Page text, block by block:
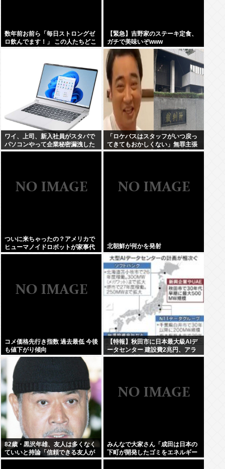
数年前お前ら「毎日ストロングゼ
ロ飲んでます！」 この人たちどこ
【緊急】吉野家のステーキ定食、
ガチで美味いぞwww
ワイ、上司、新入社員がスタバで
パソコンやって企業秘密漏洩した
から泣かした
「ロケバスはスタッフがいつ戻っ
てきてもおかしくない」無罪主張
の元ジャンポケ斉藤被告…被害女
ついに来ちゃったの？アメリカで
ヒューマノイドロボットが家事代
行サービスを開始
北朝鮮が何かを発射
コメ価格先行き指数 過去最低 今後
も値下がり傾向
【特報】秋田市に日本最大級AIデ
ータセンター 建設費2兆円、アラ
ブ首長国連邦（UAE）が投資へ
82歳・黒沢年雄、友人は多くなく
ていいと持論「信頼できる友人が
数人いる…それで十分」
みんなで大家さん「成田は日本の
下町が開発したゴミをエネルギー
に変える技術と核融合発電を使う